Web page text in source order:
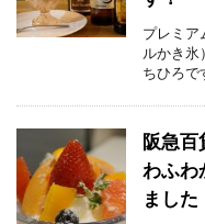
プレミア
ルかき氷
ちひろで
阪急百
わふわ
ました